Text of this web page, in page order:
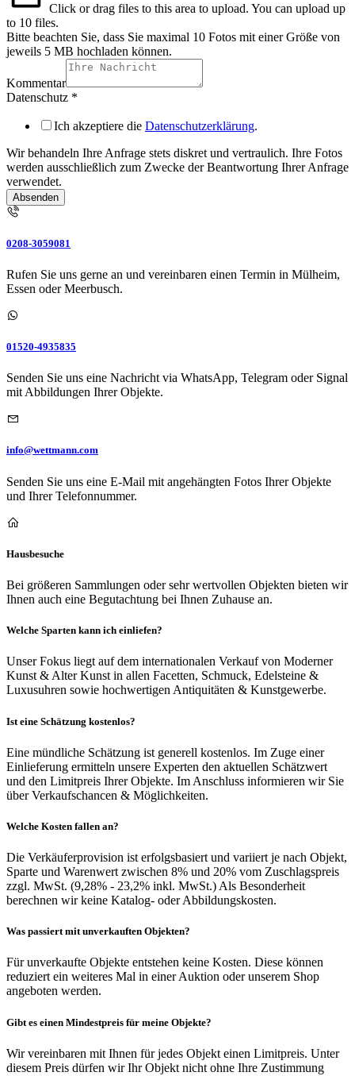
Click or drag files to this area to upload. You can upload up
to 10 files.
Bitte beachten Sie, dass Sie maximal 10 Fotos mit einer Größe von
jeweils 5 MB hochladen können.
Kommentar
Datenschutz *
Ich akzeptiere die Datenschutzerklärung.
Wir behandeln Ihre Anfrage stets diskret und vertraulich. Ihre Fotos
werden ausschließlich zum Zwecke der Beantwortung Ihrer Anfrage
verwendet.
Absenden
0208-3059081
Rufen Sie uns gerne an und vereinbaren einen Termin in Mülheim,
Essen oder Meerbusch.
01520-4935835
Senden Sie uns eine Nachricht via WhatsApp, Telegram oder Signal
mit Abbildungen Ihrer Objekte.
info@wettmann.com
Senden Sie uns eine E-Mail mit angehängten Fotos Ihrer Objekte
und Ihrer Telefonnummer.
Hausbesuche
Bei größeren Sammlungen oder sehr wertvollen Objekten bieten wir
Ihnen auch eine Begutachtung bei Ihnen Zuhause an.
Welche Sparten kann ich einliefen?
Unser Fokus liegt auf dem internationalen Verkauf von Moderner
Kunst & Alter Kunst in allen Facetten, Schmuck, Edelsteine &
Luxusuhren sowie hochwertigen Antiquitäten & Kunstgewerbe.
Ist eine Schätzung kostenlos?
Eine mündliche Schätzung ist generell kostenlos. Im Zuge einer
Einlieferung ermitteln unsere Experten den aktuellen Schätzwert
und den Limitpreis Ihrer Objekte. Im Anschluss informieren wir Sie
über Verkaufschancen & Möglichkeiten.
Welche Kosten fallen an?
Die Verkäuferprovision ist erfolgsbasiert und variiert je nach Objekt,
Sparte und Warenwert zwischen 8% und 20% vom Zuschlagspreis
zzgl. MwSt. (9,28% - 23,2% inkl. MwSt.) Als Besonderheit
berechnen wir keine Katalog- oder Abbildungskosten.
Was passiert mit unverkauften Objekten?
Für unverkaufte Objekte entstehen keine Kosten. Diese können
reduziert ein weiteres Mal in einer Auktion oder unserem Shop
angeboten werden.
Gibt es einen Mindestpreis für meine Objekte?
Wir vereinbaren mit Ihnen für jedes Objekt einen Limitpreis. Unter
diesem Preis dürfen wir Ihr Objekt nicht ohne Ihre Zustimmung